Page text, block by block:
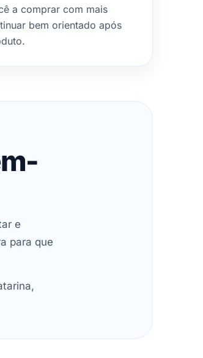
a comprar com mais
bem orientado após
e
para que